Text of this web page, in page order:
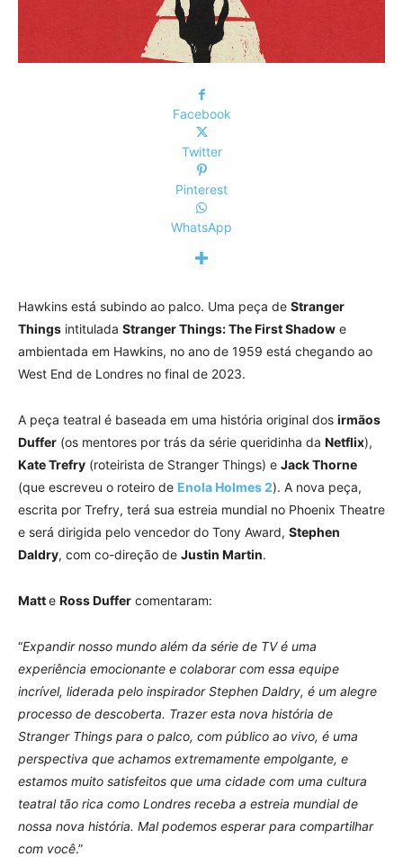
Facebook
Twitter
Pinterest
WhatsApp
Hawkins está subindo ao palco. Uma peça de Stranger
Things intitulada Stranger Things: The First Shadow e
ambientada em Hawkins, no ano de 1959 está chegando ao
West End de Londres no final de 2023.
A peça teatral é baseada em uma história original dos irmãos
Duffer (os mentores por trás da série queridinha da Netflix),
Kate Trefry (roteirista de Stranger Things) e Jack Thorne
(que escreveu o roteiro de Enola Holmes 2). A nova peça,
escrita por Trefry, terá sua estreia mundial no Phoenix Theatre
e será dirigida pelo vencedor do Tony Award, Stephen
Daldry, com co-direção de Justin Martin.
Matte Ross Duffer comentaram:
“Expandir nosso mundo além da série de TV é uma
experiência emocionante e colaborar com essa equipe
incrível, liderada pelo inspirador Stephen Daldry, é um alegre
processo de descoberta. Trazer esta nova história de
Stranger Things para o palco, com público ao vivo, é uma
perspectiva que achamos extremamente empolgante, e
estamos muito satisfeitos que uma cidade com uma cultura
teatral tão rica como Londres receba a estreia mundial de
nossa nova história. Mal podemos esperar para compartilhar
com você.”